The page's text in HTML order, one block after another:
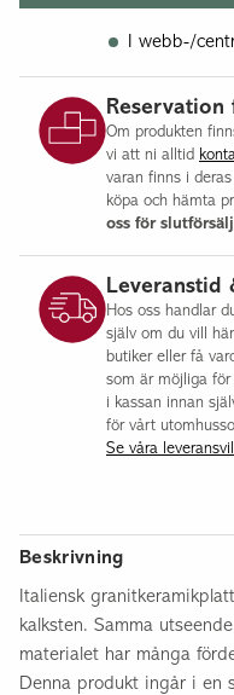
Beskrivning
Italiensk
kalksten. Samma
materialet har många
Denna produkt ingår i en
I webb-/
Om produkten
vi att ni alltid
varan finns i
köpa och hämta
oss för
Leveranstid
Hos oss handlar
själv om du vill
butiker eller få
som är möjliga för
i kassan innan
för vårt
Se våra